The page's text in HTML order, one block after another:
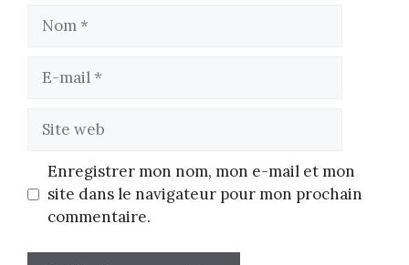
mail
web
Enregistrer mon nom, mon e-mail et mon
site dans le navigateur pour mon prochain
commentaire.